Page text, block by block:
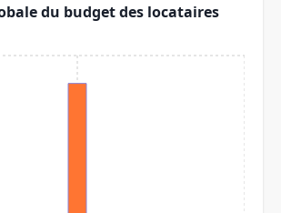
du budget des locataires